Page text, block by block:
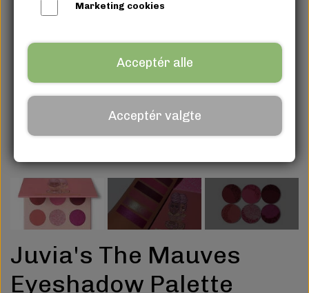
Juvia's The Mauves
Eyeshadow Palette
Marketing cookies
Acceptér alle
Acceptér valgte